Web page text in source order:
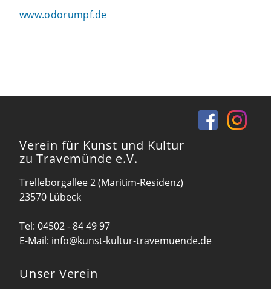
www.odorumpf.de
Verein für Kunst und Kultur
zu Travemünde e.V.
Trelleborgallee 2 (Maritim-Residenz)
23570 Lübeck
Tel: 04502 - 84 49 97
E-Mail: info@kunst-kultur-travemuende.de
Unser Verein